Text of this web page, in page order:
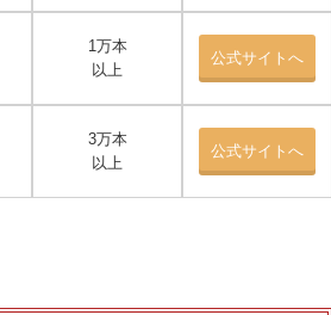
1万本
以上
公式サイトへ
3万本
以上
公式サイトへ